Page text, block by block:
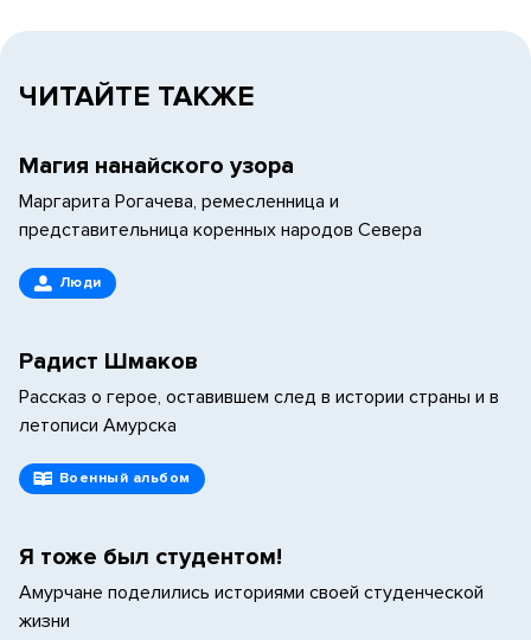
ЧИТАЙТЕ ТАКЖЕ
Магия нанайского узора
Маргарита Рогачева, ремесленница и
представительница коренных народов Севера
Люди
Радист Шмаков
Рассказ о герое, оставившем след в истории страны и в
летописи Амурска
Военный альбом
Я тоже был студентом!
Амурчане поделились историями своей студенческой
жизни